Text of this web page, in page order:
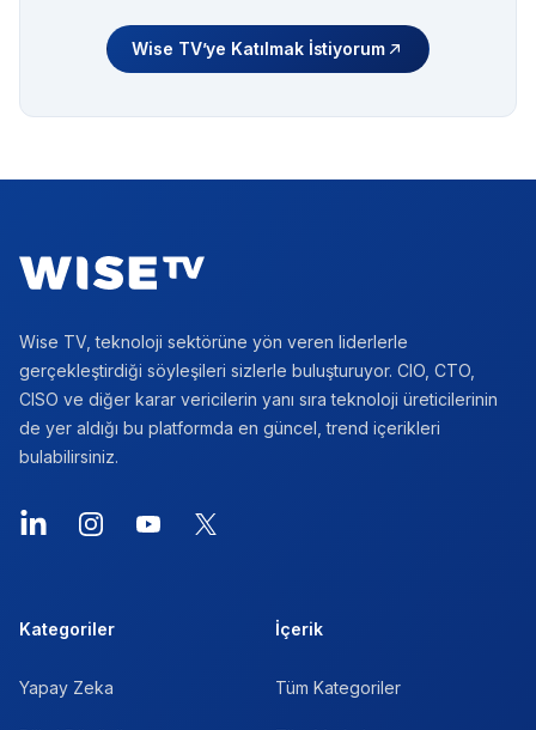
Wise TV’ye Katılmak İstiyorum
Wise TV, teknoloji sektörüne yön veren liderlerle
gerçekleştirdiği söyleşileri sizlerle buluşturuyor. CIO, CTO,
CISO ve diğer karar vericilerin yanı sıra teknoloji üreticilerinin
de yer aldığı bu platformda en güncel, trend içerikleri
bulabilirsiniz.
LinkedInInstagramYouTube
X
Kategoriler
Yapay Zeka
İçerik
Tüm Kategoriler